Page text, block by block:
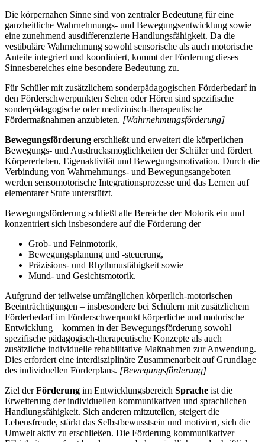
Die körpernahen Sinne sind von zentraler Bedeutung für eine
ganzheitliche Wahrnehmungs- und Bewegungsentwicklung sowie
eine zunehmend ausdifferenzierte Handlungsfähigkeit. Da die
vestibuläre Wahrnehmung sowohl sensorische als auch motorische
Anteile integriert und koordiniert, kommt der Förderung dieses
Sinnesbereiches eine besondere Bedeutung zu.
Für Schüler mit zusätzlichem sonderpädagogischen Förderbedarf in
den Förderschwerpunkten Sehen oder Hören sind spezifische
sonderpädagogische oder medizinisch-therapeutische
Fördermaßnahmen anzubieten. [Wahrnehmungsförderung]
Bewegungsförderung erschließt und erweitert die körperlichen
Bewegungs- und Ausdrucksmöglichkeiten der Schüler und fördert
Körpererleben, Eigenaktivität und Bewegungsmotivation. Durch die
Verbindung von Wahrnehmungs- und Bewegungsangeboten
werden sensomotorische Integrationsprozesse und das Lernen auf
elementarer Stufe unterstützt.
Bewegungsförderung schließt alle Bereiche der Motorik ein und
konzentriert sich insbesondere auf die Förderung der
Grob- und Feinmotorik,
Bewegungsplanung und -steuerung,
Präzisions- und Rhythmusfähigkeit sowie
Mund- und Gesichtsmotorik.
Aufgrund der teilweise umfänglichen körperlich-motorischen
Beeinträchtigungen – insbesondere bei Schülern mit zusätzlichem
Förderbedarf im Förderschwerpunkt körperliche und motorische
Entwicklung – kommen in der Bewegungsförderung sowohl
spezifische pädagogisch-therapeutische Konzepte als auch
zusätzliche individuelle rehabilitative Maßnahmen zur Anwendung.
Dies erfordert eine interdisziplinäre Zusammenarbeit auf Grundlage
des individuellen Förderplans. [Bewegungsförderung]
Ziel derFörderung im Entwicklungsbereich Sprache ist die
Erweiterung der individuellen kommunikativen und sprachlichen
Handlungsfähigkeit. Sich anderen mitzuteilen, steigert die
Lebensfreude, stärkt das Selbstbewusstsein und motiviert, sich die
Umwelt aktiv zu erschließen. Die Förderung kommunikativer